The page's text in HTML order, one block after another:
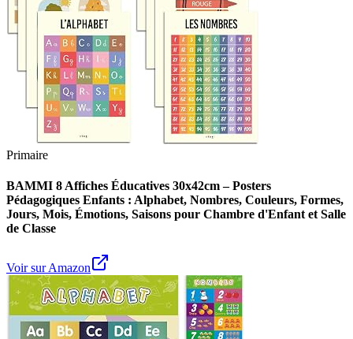
Primaire
BAMMI 8 Affiches Éducatives 30x42cm – Posters
Pédagogiques Enfants : Alphabet, Nombres, Couleurs, Formes,
Jours, Mois, Émotions, Saisons pour Chambre d'Enfant et Salle
de Classe
Voir sur Amazon